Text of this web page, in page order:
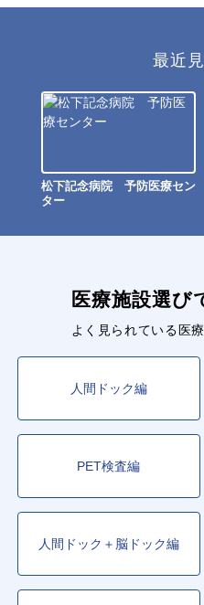
最近
松下記念病院 予防医療セン
ター
医療施設選び
よく見られている医
人間ドック編
PET検査編
人間ドック＋脳ドック編